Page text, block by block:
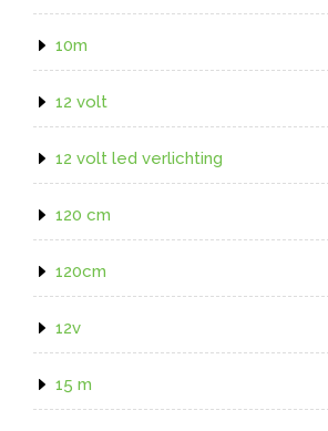
10m
12 volt
12 volt led verlichting
120 cm
120cm
12v
15 m